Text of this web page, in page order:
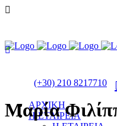
(+30) 210 8217710
ΑΡΧΙΚΗ
Η ΕΤΑΙΡΕΙΑ
Μαρία